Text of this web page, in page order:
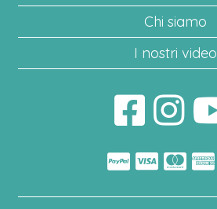
Chi siamo
I nostri video